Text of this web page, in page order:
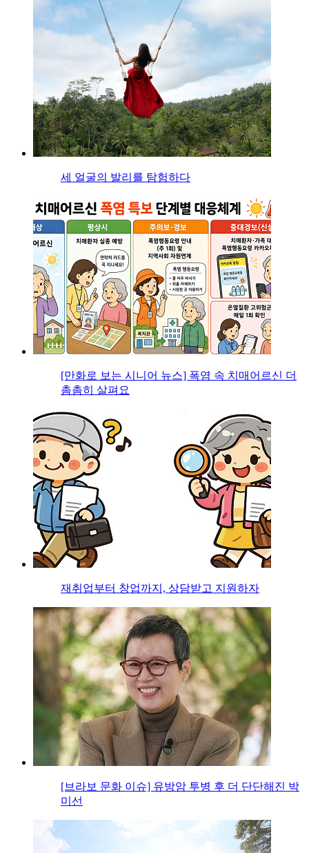
세 얼굴의 발리를 탐험하다
[만화로 보는 시니어 뉴스] 폭염 속 치매어르신 더
촘촘히 살펴요
재취업부터 창업까지, 상담받고 지원하자
[브라보 문화 이슈] 유방암 투병 후 더 단단해진 박
미선